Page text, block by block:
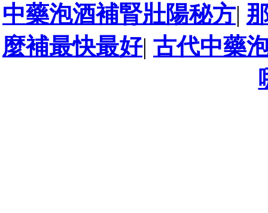
中藥泡酒補腎壯陽秘方|
麼補最快最好| 古代中藥